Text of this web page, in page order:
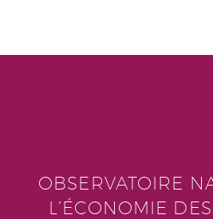
OBSERVATOIRE
L’ÉCONOMIE